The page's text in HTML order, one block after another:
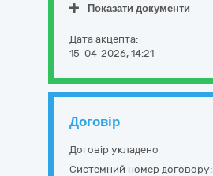
Показати документи
Дата акцепта:
15-04-2026, 14:21
Договір
Договір укладено
Системний номер договору: